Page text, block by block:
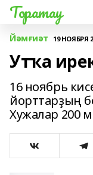
Торатау
Йәмғиәт 19 НОЯБРЯ
Утҡа
16 ноябрь
йорттарҙың
Хужалар 200